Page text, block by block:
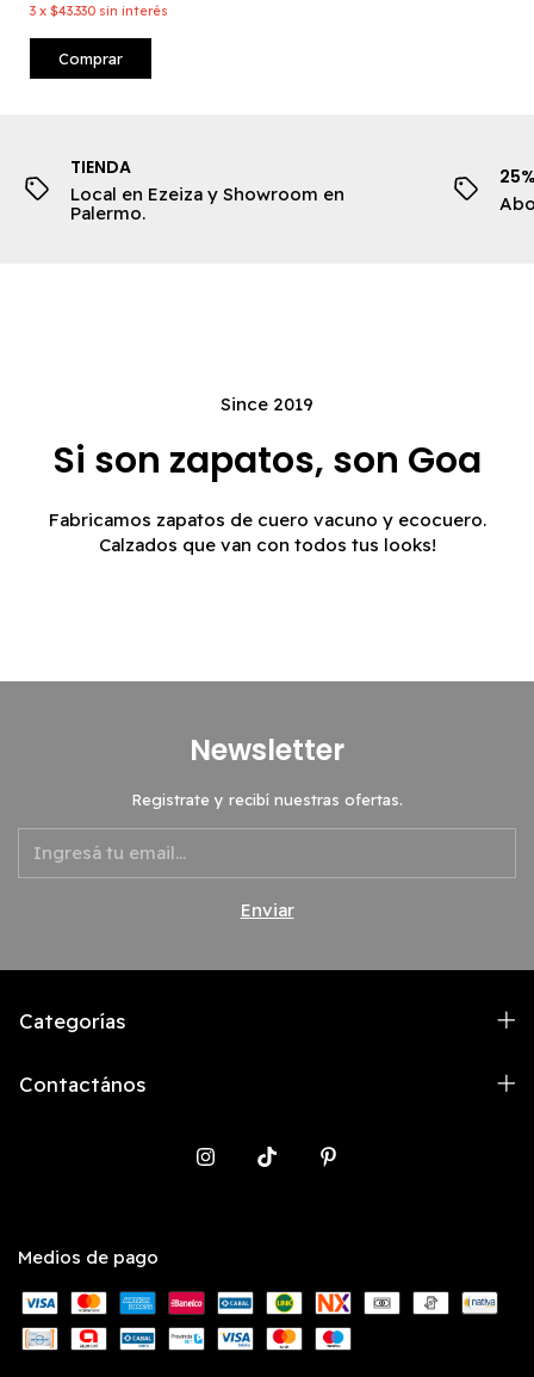
3 x $43.330 sin interés
Comprar
TIENDA
Local en Ezeiza y Showroom en
Palermo.
Since 2019
Si son zapatos, son Goa
Fabricamos zapatos de cuero vacuno y ecocuero.
Calzados que van con todos tus looks!
Newsletter
Registrate y recibí nuestras ofertas.
Categorías
Contactános
Medios de pago